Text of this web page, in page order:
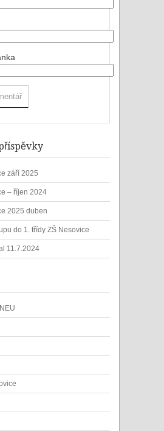
září 2025
– říjen 2024
2025 duben
do 1. třídy ZŠ Nesovice
11.7.2024